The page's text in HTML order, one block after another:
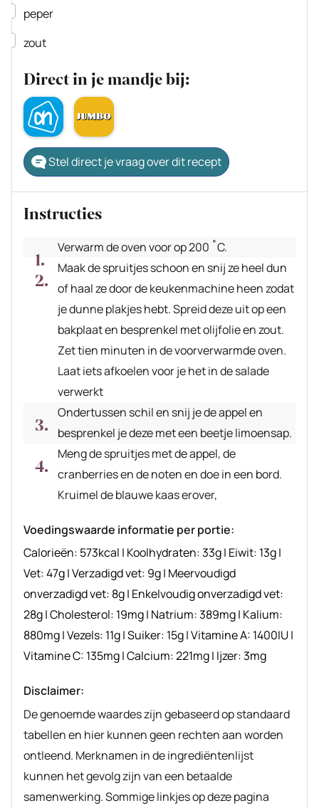
▢
peper
▢
zout
Direct in je mandje bij:
Stel direct je vraag over dit recept
Instructies
Verwarm de oven voor op 200 ˚C.
Maak de spruitjes schoon en snij ze heel dun
of haal ze door de keukenmachine heen zodat
je dunne plakjes hebt. Spreid deze uit op een
bakplaat en besprenkel met olijfolie en zout.
Zet tien minuten in de voorverwarmde oven.
Laat iets afkoelen voor je het in de salade
verwerkt
Ondertussen schil en snij je de appel en
besprenkel je deze met een beetje limoensap.
Meng de spruitjes met de appel, de
cranberries en de noten en doe in een bord.
Kruimel de blauwe kaas erover,
Voedingswaarde informatie per portie:
Calorieën: 573kcal | Koolhydraten:33g| Eiwit: 13g|
Vet:47g|Verzadigd vet: 9g| Meervoudigd
onverzadigd vet: 8g| Enkelvoudig onverzadigd vet:
28g|Cholesterol: 19mg| Natrium:389mg| Kalium:
880mg|Vezels: 11g|Suiker: 15g|Vitamine A: 1400IU|
Vitamine C: 135mg|Calcium:221mg| Ijzer:3mg
Disclaimer:
De genoemde waardes zijn gebaseerd op standaard
tabellen en hier kunnen geen rechten aan worden
ontleend. Merknamen in de ingrediëntenlijst
kunnen het gevolg zijn van een betaalde
samenwerking. Sommige linkjes op deze pagina